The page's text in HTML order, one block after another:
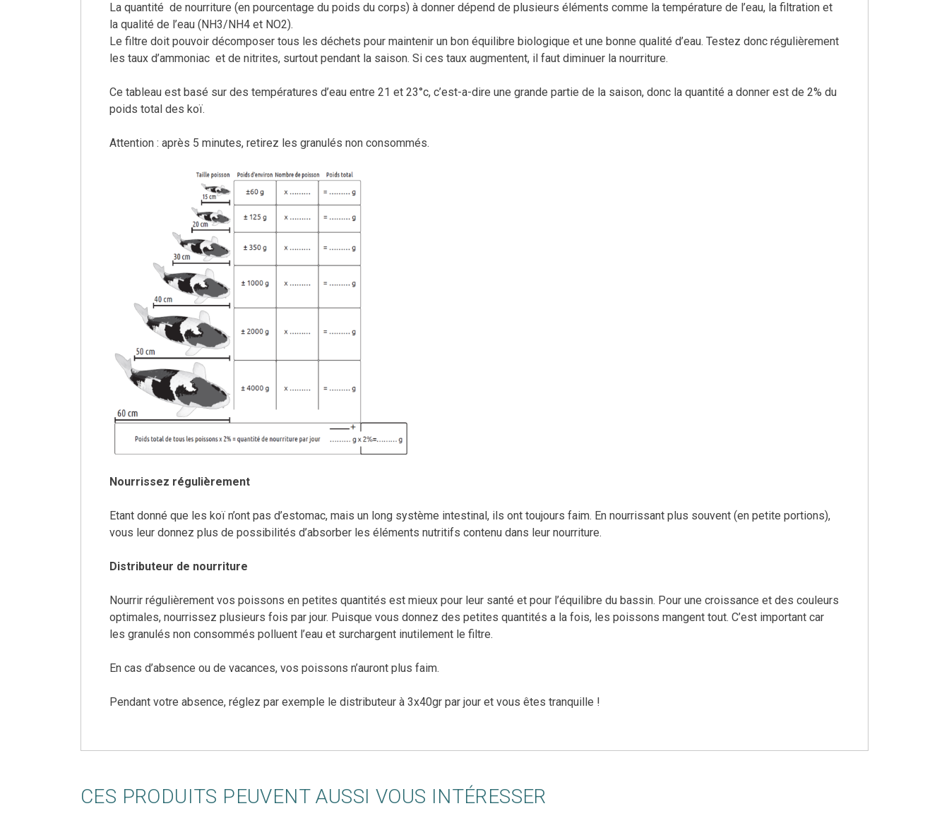
La quantité de nourriture (en pourcentage du poids du corps) à donner dépend de plusieurs éléments comme la température de l’eau, la filtration et
la qualité de l’eau (NH3/NH4 et NO2).
Le filtre doit pouvoir décomposer tous les déchets pour maintenir un bon équilibre biologique et une bonne qualité d’eau. Testez donc régulièrement
les taux d’ammoniac et de nitrites, surtout pendant la saison. Si ces taux augmentent, il faut diminuer la nourriture.
Ce tableau est basé sur des températures d’eau entre 21 et 23°c, c’est-a-dire une grande partie de la saison, donc la quantité a donner est de 2% du
poids total des koï.
Attention : après 5 minutes, retirez les granulés non consommés.
Nourrissez régulièrement
Etant donné que les koï n’ont pas d’estomac, mais un long système intestinal, ils ont toujours faim. En nourrissant plus souvent (en petite portions),
vous leur donnez plus de possibilités d’absorber les éléments nutritifs contenu dans leur nourriture.
Distributeur de nourriture
Nourrir régulièrement vos poissons en petites quantités est mieux pour leur santé et pour l’équilibre du bassin. Pour une croissance et des couleurs
optimales, nourrissez plusieurs fois par jour. Puisque vous donnez des petites quantités a la fois, les poissons mangent tout. C’est important car
les granulés non consommés polluent l’eau et surchargent inutilement le filtre.
En cas d’absence ou de vacances, vos poissons n’auront plus faim.
Pendant votre absence, réglez par exemple le distributeur à 3x40gr par jour et vous êtes tranquille !
CES PRODUITS PEUVENT AUSSI VOUS INTÉRESSER